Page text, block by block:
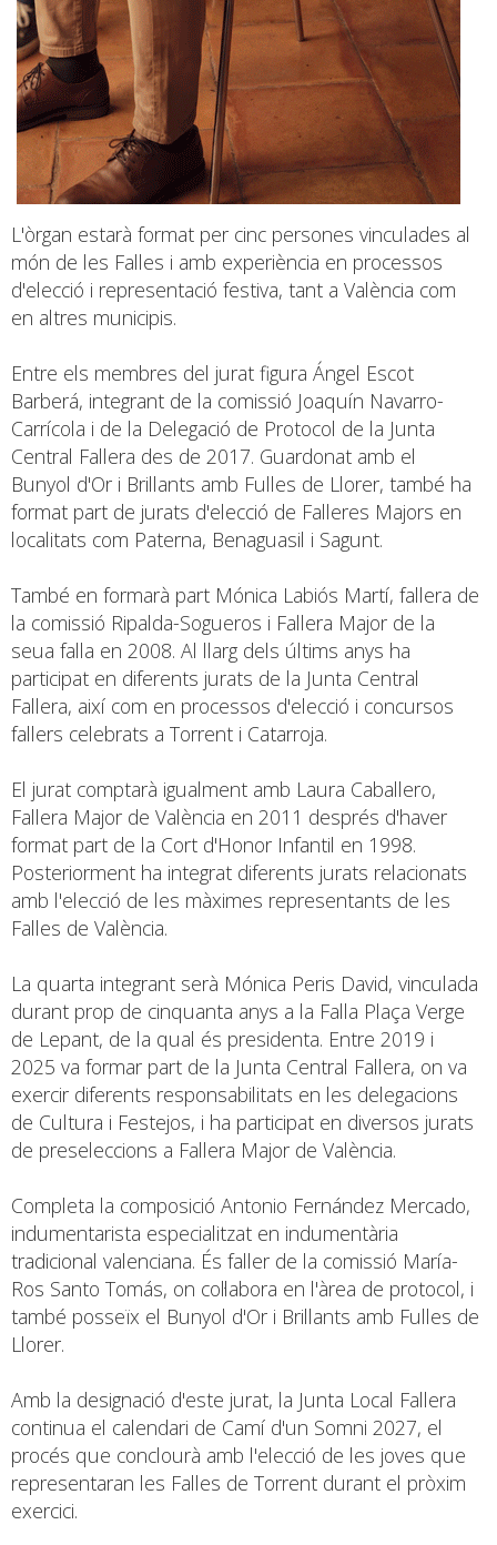
L'òrgan estarà format per cinc persones vinculades al
món de les Falles i amb experiència en processos
d'elecció i representació festiva, tant a València com
en altres municipis.
Entre els membres del jurat figura Ángel Escot
Barberá, integrant de la comissió Joaquín Navarro-
Carrícola i de la Delegació de Protocol de la Junta
Central Fallera des de 2017. Guardonat amb el
Bunyol d'Or i Brillants amb Fulles de Llorer, també ha
format part de jurats d'elecció de Falleres Majors en
localitats com Paterna, Benaguasil i Sagunt.
També en formarà part Mónica Labiós Martí, fallera de
la comissió Ripalda-Sogueros i Fallera Major de la
seua falla en 2008. Al llarg dels últims anys ha
participat en diferents jurats de la Junta Central
Fallera, així com en processos d'elecció i concursos
fallers celebrats a Torrent i Catarroja.
El jurat comptarà igualment amb Laura Caballero,
Fallera Major de València en 2011 després d'haver
format part de la Cort d'Honor Infantil en 1998.
Posteriorment ha integrat diferents jurats relacionats
amb l'elecció de les màximes representants de les
Falles de València.
La quarta integrant serà Mónica Peris David, vinculada
durant prop de cinquanta anys a la Falla Plaça Verge
de Lepant, de la qual és presidenta. Entre 2019 i
2025 va formar part de la Junta Central Fallera, on va
exercir diferents responsabilitats en les delegacions
de Cultura i Festejos, i ha participat en diversos jurats
de preseleccions a Fallera Major de València.
Completa la composició Antonio Fernández Mercado,
indumentarista especialitzat en indumentària
tradicional valenciana. És faller de la comissió María-
Ros Santo Tomás, on col·labora en l'àrea de protocol, i
també posseïx el Bunyol d'Or i Brillants amb Fulles de
Llorer.
Amb la designació d'este jurat, la Junta Local Fallera
continua el calendari de Camí d'un Somni 2027, el
procés que conclourà amb l'elecció de les joves que
representaran les Falles de Torrent durant el pròxim
exercici.